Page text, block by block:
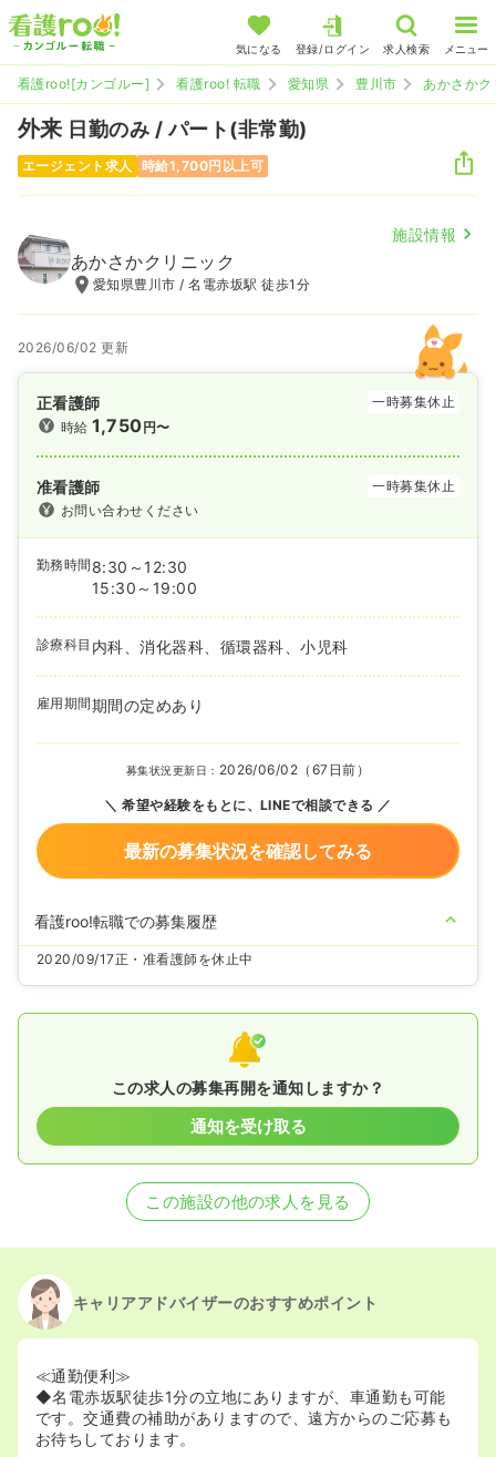
気になる 登録/ログイン 求人検索 メニュー
看護roo![カンゴルー] 看護roo! 転職 愛知県 豊川市 あかさか
外来 日勤のみ / パート(非常勤)
エージェント求人 時給1,700円以上可
施設情報
あかさかクリニック
愛知県豊川市 / 名電赤坂駅 徒歩1分
2026/06/02 更新
正看護師
一時募集休止
時給1,750円〜
准看護師
一時募集休止
お問い合わせください
勤務時間 8:30～12:30
15:30～19:00
診療科目 内科、消化器科、循環器科、小児科
雇用期間期間の定めあり
募集状況更新日： 2026/06/02（67日前）
希望や経験をもとに、LINEで相談できる
最新の募集状況を確認してみる
看護roo!転職での募集履歴
2020/09/17正・准看護師を休止中
この求人の募集再開を通知しますか？
通知を受け取る
この施設の他の求人を見る
キャリアアドバイザーのおすすめポイント
≪通勤便利≫
◆名電赤坂駅徒歩1分の立地にありますが、車通勤も可能
です。交通費の補助がありますので、遠方からのご応募も
お待ちしております。